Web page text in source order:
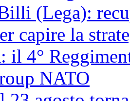
(Lega):
capire la
il 4°
NATO